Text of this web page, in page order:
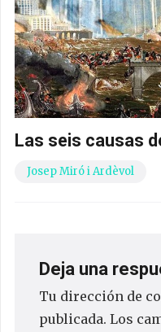
Las seis causas
Josep Miró i Ardèvol
Deja una
Tu dirección de
publicada. Los